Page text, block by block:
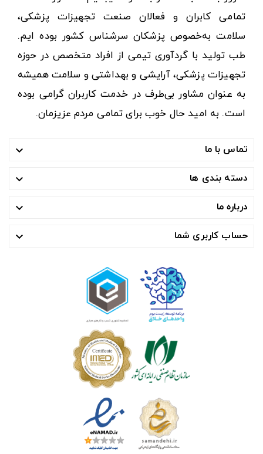
تمامی کابران و فعالان صنعت تجهیزات پزشکی،
سلامت به‌خصوص پزشکان سرشناس کشور بوده ایم.
طب تولید با گردآوری تیمی از افراد متخصص در حوزه
تجهیزات پزشکی، آرایشی و بهداشتی و سلامت همیشه
به عنوان مشاور بی‌طرف در خدمت کاربران گرامی بوده
است. به امید حال خوب برای تمامی مردم عزیزمان.
تماس با ما 
دسته بندی ها 
درباره ما 
حساب کاربری شما 